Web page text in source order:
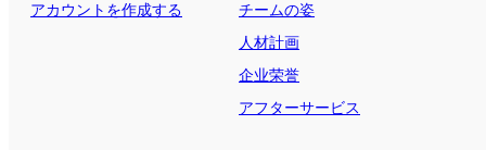
する
アカウントを作成する
チームの姿
人材計画
企业荣誉
アフターサービス